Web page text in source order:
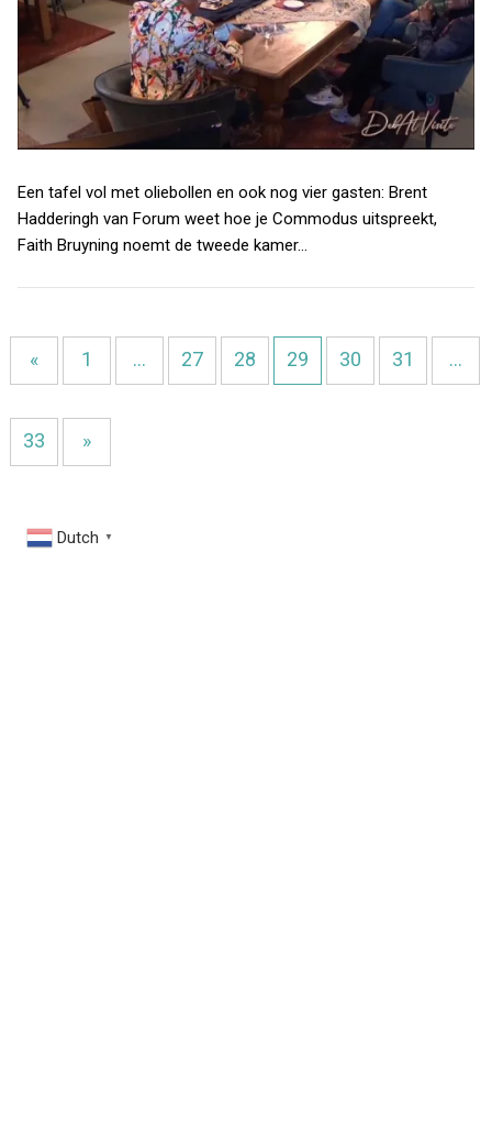
Een tafel vol met oliebollen en ook nog vier gasten: Brent
Hadderingh van Forum weet hoe je Commodus uitspreekt,
Faith Bruyning noemt de tweede kamer…
« 1 … 27 28 29 30 31 …
33 »
Dutch ▼